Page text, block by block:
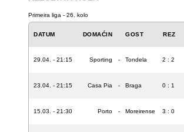
Primeira liga - 26. kolo
DATUM DOMAĆIN GOST REZ
29.04. - 21:15 Sporting - Tondela 2 : 2
23.04. - 21:15 Casa Pia - Braga 0 : 1
15.03. - 21:30 Porto - Moreirense 3 : 0